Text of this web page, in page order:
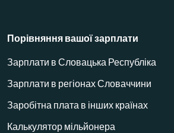
Порівняння вашої зарплати
Зарплати в Словацька Республіка
Зарплати в регіонах Словаччини
Заробітна плата в інших країнах
Калькулятор мільйонера